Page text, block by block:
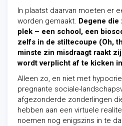
In plaatst daarvan moeten er
worden gemaakt. Degene
plek – een school, een
zelfs in de stiltecoupe (Oh,
minste zin misdraagt raakt
wordt verplicht af te kicken
Alleen zo, en niet met
pregnante sociale-
afgezonderde zonderlingen
hebben aan een virtuele
noemen nog enigszins in te